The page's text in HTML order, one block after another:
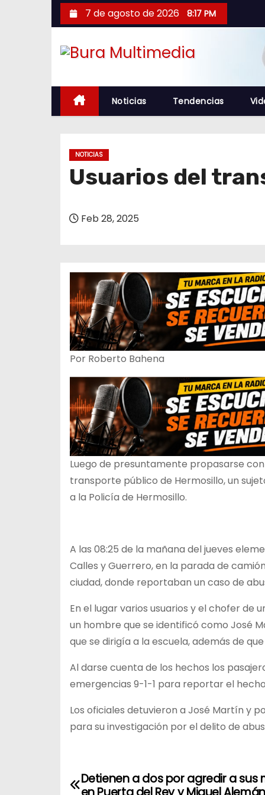
a
r
7 de agosto de 2026 8:17 PM
Noticias Tendencias
NOTICIAS
Usuarios del
Feb 28, 2025
Por Roberto Bahena
Luego de presuntamente propasarse
transporte público de Hermosillo, un
a la Policía de Hermosillo.
A las 08:25 de la mañana del jueves
Calles y Guerrero, en la parada de
ciudad, donde reportaban un caso de
En el lugar varios usuarios y el chofer de
un hombre que se identificó como José
que se dirigía a la escuela, además de
Al darse cuenta de los hechos los
emergencias 9-1-1 para reportar el
Los oficiales detuvieron a José Martín y
para su investigación por el delito de
NDetienen a dos por agredir a sus